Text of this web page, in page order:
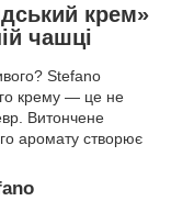
крем»
чашці
Stefano
крему — це не
Витончене
аромату створює